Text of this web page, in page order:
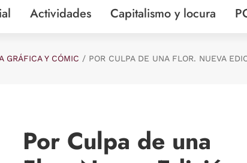
Actividades Capitalismo y locura
GRÁFICA Y CÓMIC POR CULPA DE UNA FLOR. NUEVA
Por Culpa de una